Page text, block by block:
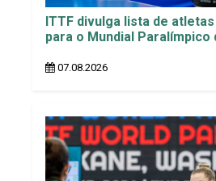
ITTF divulga lista de
para o Mundial Paralímpico
07.08.2026